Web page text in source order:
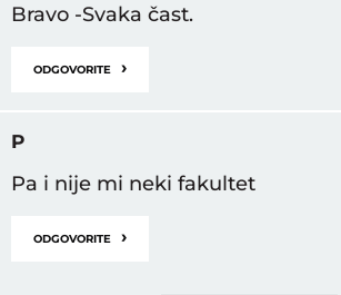
Bravo -Svaka čast.
ODGOVORITE ›
P
Pa i nije mi neki fakultet
ODGOVORITE ›